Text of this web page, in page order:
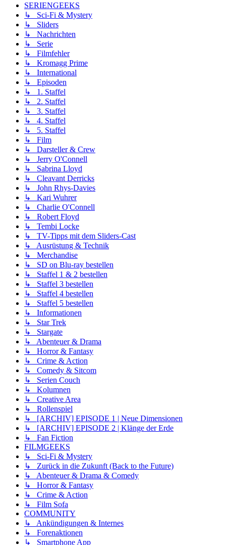
SERIENGEEKS
↳ Sci-Fi & Mystery
↳ Sliders
↳ Nachrichten
↳ Serie
↳ Filmfehler
↳ Kromagg Prime
↳ International
↳ Episoden
↳ 1. Staffel
↳ 2. Staffel
↳ 3. Staffel
↳ 4. Staffel
↳ 5. Staffel
↳ Film
↳ Darsteller & Crew
↳ Jerry O'Connell
↳ Sabrina Lloyd
↳ Cleavant Derricks
↳ John Rhys-Davies
↳ Kari Wuhrer
↳ Charlie O'Connell
↳ Robert Floyd
↳ Tembi Locke
↳ TV-Tipps mit dem Sliders-Cast
↳ Ausrüstung & Technik
↳ Merchandise
↳ SD on Blu-ray bestellen
↳ Staffel 1 & 2 bestellen
↳ Staffel 3 bestellen
↳ Staffel 4 bestellen
↳ Staffel 5 bestellen
↳ Informationen
↳ Star Trek
↳ Stargate
↳ Abenteuer & Drama
↳ Horror & Fantasy
↳ Crime & Action
↳ Comedy & Sitcom
↳ Serien Couch
↳ Kolumnen
↳ Creative Area
↳ Rollenspiel
↳ [ARCHIV] EPISODE 1 | Neue Dimensionen
↳ [ARCHIV] EPISODE 2 | Klänge der Erde
↳ Fan Fiction
FILMGEEKS
↳ Sci-Fi & Mystery
↳ Zurück in die Zukunft (Back to the Future)
↳ Abenteuer & Drama & Comedy
↳ Horror & Fantasy
↳ Crime & Action
↳ Film Sofa
COMMUNITY
↳ Ankündigungen & Internes
↳ Forenaktionen
↳ Smartphone App